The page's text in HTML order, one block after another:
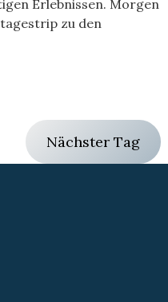
Erlebnissen. Morgen
zu den
Nächster Tag